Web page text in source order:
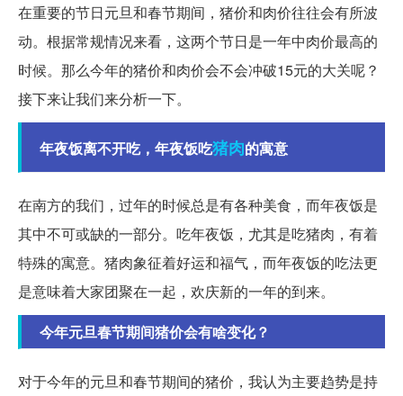
在重要的节日元旦和春节期间，猪价和肉价往往会有所波
动。根据常规情况来看，这两个节日是一年中肉价最高的
时候。那么今年的猪价和肉价会不会冲破15元的大关呢？
接下来让我们来分析一下。
年夜饭离不开吃，年夜饭吃猪肉的寓意
在南方的我们，过年的时候总是有各种美食，而年夜饭是
其中不可或缺的一部分。吃年夜饭，尤其是吃猪肉，有着
特殊的寓意。猪肉象征着好运和福气，而年夜饭的吃法更
是意味着大家团聚在一起，欢庆新的一年的到来。
今年元旦春节期间猪价会有啥变化？
对于今年的元旦和春节期间的猪价，我认为主要趋势是持